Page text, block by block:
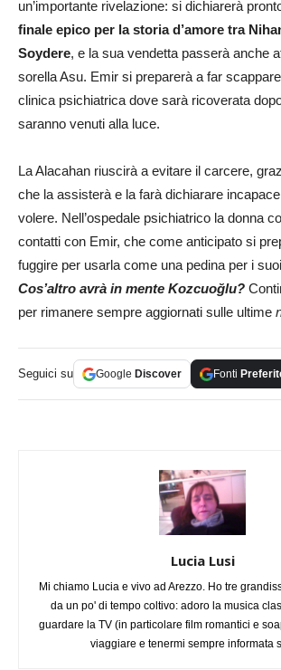
un’importante rivelazione: si dichiarerà
finale epico per la storia d’amore tra
Soydere, e la sua vendetta passerà anche
sorella Asu. Emir si preparerà a far
clinica psichiatrica dove sarà ricoverata
saranno venuti alla luce.
La Alacahan riuscirà a evitare il carcere,
che la assisterà e la farà dichiarare
volere. Nell’ospedale psichiatrico la donna
contatti con Emir, che come anticipato si
fuggire per usarla come una pedina per i
Cos’altro avrà in mente Kozcuoğlu?
per rimanere sempre aggiornati sulle ultime
Seguici su Google Discover Fonti
Lucia Lusi
Mi chiamo Lucia e vivo ad Arezzo. Ho tre
da un po' di tempo coltivo: adoro la musica
guardare la TV (in particolare film romantici e
viaggiare e tenermi sempre informata